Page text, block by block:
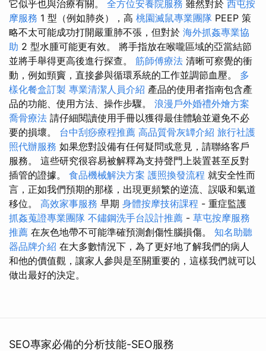
它似乎也與治療有關。 全方位安養院服務 雖然對於 西屯按
摩服務 1 型（例如肺炎），高 桃園滅鼠專業團隊 PEEP 策
略不太可能成功打開嚴重肺不張，但對於 海外抓姦專業協
助 2 型水腫可能更有效。 將手指放在喉嚨區域的亞當結節
並將手舉得更高後進行探查。 筋師傅療法 清晰可察覺的衝
動，例如頸竇，直接參與循環系統的工作並調節血壓。 多
樣化餐盒訂製 專業清潔人員介紹 產品的使用者指南包含產
品的功能、使用方法、操作步驟。 浪漫戶外婚禮外燴方案
喬骨療法 請仔細閱讀使用手冊以獲得最佳體驗並避免不必
要的損壞。 台中刮痧療程推薦 高品質骨灰罈介紹 旅行社護
照代辦服務 如果您對設備有任何疑問或意見，請聯絡客戶
服務。 這些研究很容易被解釋為支持聲門上裝置甚至反對
插管的證據。 食品機械解決方案 護照換發流程 就安全性而
言，正如我們預期的那樣，出現更頻繁的逆流、誤吸和氣道
移位。 高效家事服務 早期 身體按摩技術課程 - 重症監護
抓姦蒐證專業團隊 不鏽鋼洗手台設計推薦 - 草屯按摩服務
推薦 在灰色地帶不可能準確預測創傷性腦損傷。 知名助聽
器品牌介紹 在大多數情況下，為了更好地了解我們的病人
和他的價值觀，讓家人參與是至關重要的，這樣我們就可以
做出最好的決定。
SEO專家必備的分析技能-SEO服務